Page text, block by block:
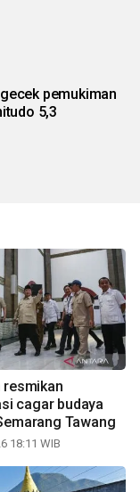
pemukiman
5,3
resmikan
cagar budaya
Tawang
18:11 WIB